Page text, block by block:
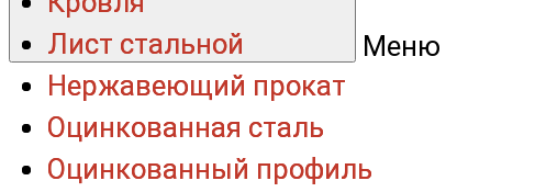
Меню
Лист стальной
Нержавеющий прокат
Оцинкованная сталь
Оцинкованный профиль
Лист стальной
Нержавеющий прокат
Оцинкованная сталь
Оцинкованный профиль